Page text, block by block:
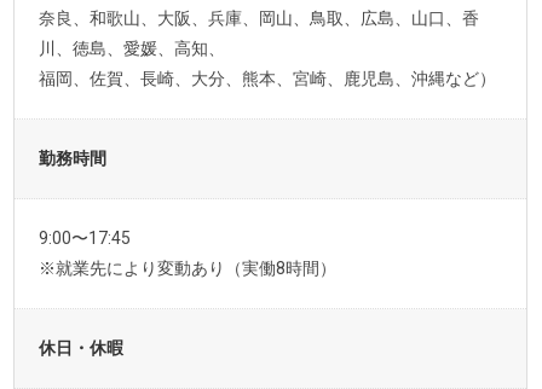
奈良、和歌山、大阪、兵庫、岡山、鳥取、広島、山口、香
川、徳島、愛媛、高知、
福岡、佐賀、長崎、大分、熊本、宮崎、鹿児島、沖縄など）
勤務時間
9:00〜17:45
※就業先により変動あり（実働8時間）
休日・休暇